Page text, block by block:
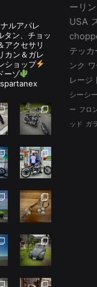
ルアパレ
タン、チョッ
アクセサリ
カン＆ガレ
ショップ
ーゾ
ーリ
USA
テッカ
ンク
レージ
シーシ
ー フロ
ッド ガ